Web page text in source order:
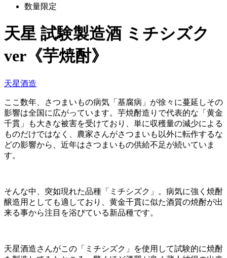
数量限定
天星 試験製造酒 ミチシズク
ver《芋焼酎》
天星酒造
ここ数年、さつまいもの病気「基腐病」が徐々に蔓延しその
影響は全国に広がっています。芋焼酎造りで代表的な「黄金
千貫」も大きな被害を受けており、単に収穫量の減少による
ものだけではなく、農家さんがさつまいも以外に転作するな
どの影響から、近年はさつまいもの供給不足が続いていま
す。
そんな中、突如現れた品種「ミチシズク」。病気に強く焼酎
醸造用としても適しており、黄金千貫に似た酒質の焼酎が出
来る事から注目を浴びている新品種です。
天星酒造さんがこの「ミチシズク」を使用して試験的に焼酎